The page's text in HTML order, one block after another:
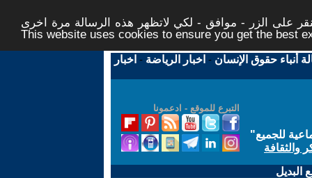
على الزر - موافق - لكي لاتظهر هذه الرسالة مرة اخرى -
This website uses cookies to ensure you get the best
أنباء حقوق الإنسان - اخبار الرياضة - اخبار
التبرع للموقع - ادعمونا
للجميع"
والثقافة
البديل